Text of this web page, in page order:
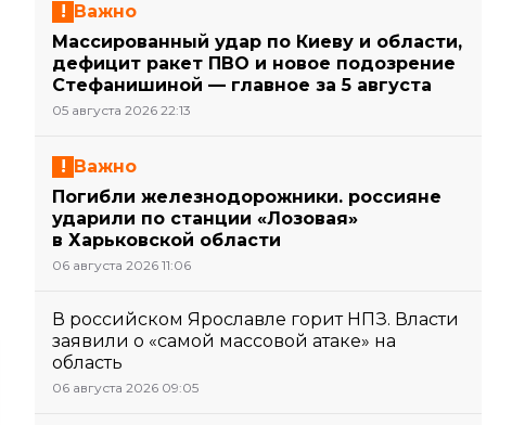
Важно
Массированный удар по Киеву и области,
дефицит ракет ПВО и новое подозрение
Стефанишиной — главное за 5 августа
05 августа 2026 22:13
Важно
Погибли железнодорожники. россияне
ударили по станции «Лозовая»
в Харьковской области
06 августа 2026 11:06
В российском Ярославле горит НПЗ. Власти
заявили о «самой массовой атаке» на
область
06 августа 2026 09:05